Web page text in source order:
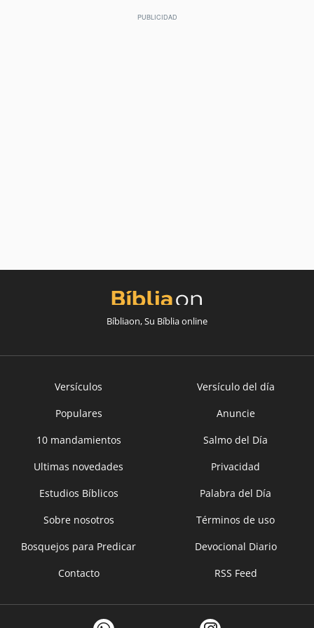
Bíbliaon, Su Bíblia online
Versículos
Versículo del día
Populares
Anuncie
10 mandamientos
Salmo del Día
Ultimas novedades
Privacidad
Estudios Bíblicos
Palabra del Día
Sobre nosotros
Términos de uso
Bosquejos para Predicar
Devocional Diario
Contacto
RSS Feed